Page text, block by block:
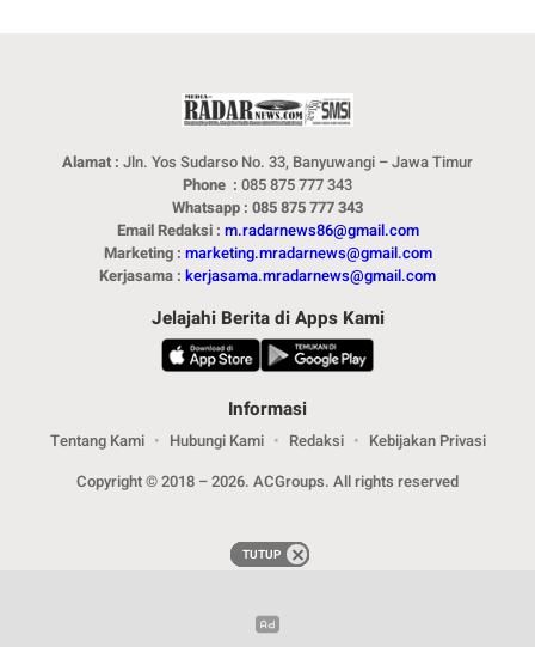
Alamat : Jln. Yos Sudarso No. 33, Banyuwangi – Jawa Timur
Phone : 085 875 777 343
Whatsapp : 085 875 777 343
Email Redaksi : m.radarnews86@gmail.com
Marketing : marketing.mradarnews@gmail.com
Kerjasama : kerjasama.mradarnews@gmail.com
Jelajahi Berita di Apps Kami
Informasi
Tentang Kami Hubungi Kami Redaksi
Kebijakan Privasi
Copyright © 2018 – 2026. ACGroups. All rights reserved
TUTUP
TUTUP
TUTUP
TUTUP
TUTUP
TUTUP